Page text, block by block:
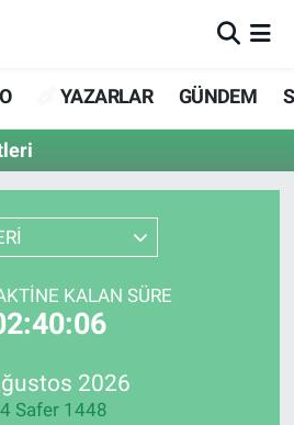
YAZARLAR GÜNDEM
KALAN SÜRE
2026
Safer 1448
Eczaneler
Haritası
ve Fikstür